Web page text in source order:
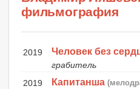
фильмография
2019 Человек без
грабитель
2019
Капитанша